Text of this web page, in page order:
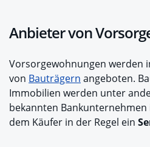
Anbieter von
Vorsorgewohnungen werden
von Bauträgern angeboten.
Immobilien werden unter
bekannten
dem Käufer in der Regel ein